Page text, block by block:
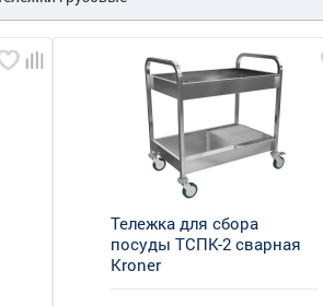
Тележка для сбора
посуды ТСПК-2 сварная
Kroner